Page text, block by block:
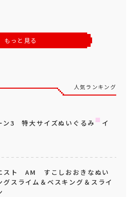
もっと見る
人気ランキング
ン3 特大サイズぬいぐるみ イ
スト AM すこしおおきなぬい
スライム＆ベスキング＆スライ